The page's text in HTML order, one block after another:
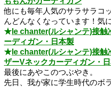
他にも毎年人気のサラサラコ
んどんなくなっています！気
★ le chanter(ルシャンテ)接触
ーディガン・日本製
★ le chanter(ルシャンテ)接触
ザーVネックカーディガン・
最後にあやこのつぶやき。
先日、我が家に学生時代のボ